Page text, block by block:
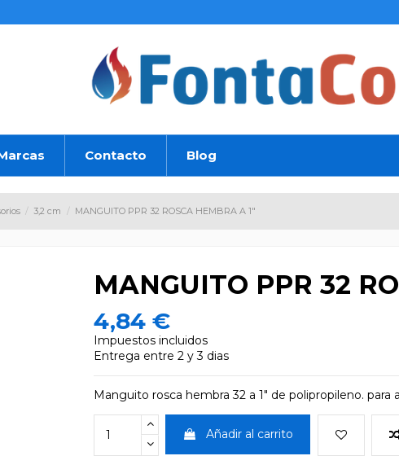
Contacto Blog
3,2 cm MANGUITO PPR 32 ROSCA HEMBRA A 1"
MANGUITO PPR 32
4,84 €
Impuestos incluidos
Entrega entre 2 y 3 dias
Manguito rosca hembra 32 a 1" de polipropileno.
Añadir al carrito